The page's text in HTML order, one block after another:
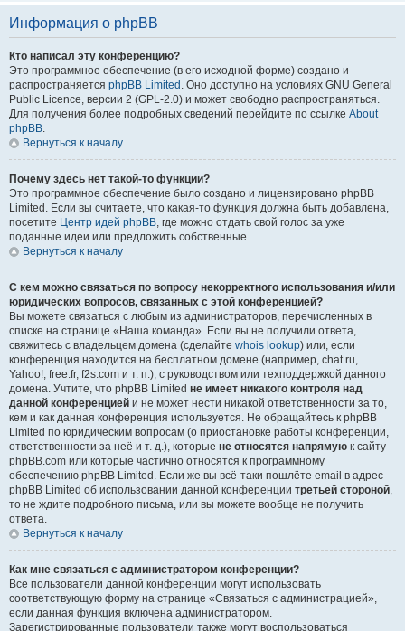
Информация о phpBB
Кто написал эту конференцию?
Это программное обеспечение (в его исходной форме) создано и
распространяется phpBB Limited . Оно доступно на условиях GNU General
Public Licence, версии 2 (GPL-2.0) и может свободно распространяться.
Для получения более подробных сведений перейдите по ссылке About
phpBB.
Вернуться к началу
Почему здесь нет такой-то функции?
Это программное обеспечение было создано и лицензировано phpBB
Limited. Если вы считаете, что какая-то функция должна быть добавлена,
посетите Центр идей phpBB, где можно отдать свой голос за уже
поданные идеи или предложить собственные.
Вернуться к началу
С кем можно связаться по вопросу некорректного использования и/или
юридических вопросов, связанных с этой конференцией?
Вы можете связаться с любым из администраторов, перечисленных в
списке на странице «Наша команда». Если вы не получили ответа,
свяжитесь с владельцем домена (сделайте whois lookup) или, если
конференция находится на бесплатном домене (например, chat.ru,
Yahoo!, free.fr, f2s.com и т. п.), с руководством или техподдержкой данного
домена. Учтите, что phpBB Limited не имеет никакого контроля над
данной конференцией и не может нести никакой ответственности за то,
кем и как данная конференция используется. Не обращайтесь к phpBB
Limited по юридическим вопросам (о приостановке работы конференции,
ответственности за неё и т. д.), которые не относятся напрямую к сайту
phpBB.com или которые частично относятся к программному
обеспечению phpBB Limited. Если же вы всё-таки пошлёте email в адрес
phpBB Limited об использовании данной конференции третьей стороной,
то не ждите подробного письма, или вы можете вообще не получить
ответа.
Вернуться к началу
Как мне связаться с администратором конференции?
Все пользователи данной конференции могут использовать
соответствующую форму на странице «Связаться с администрацией»,
если данная функция включена администратором.
Зарегистрированные пользователи также могут воспользоваться